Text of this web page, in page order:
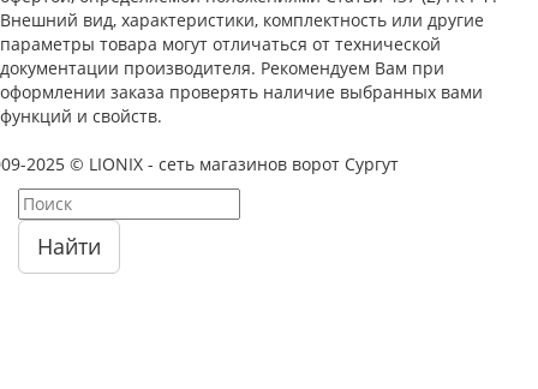
Внешний вид, характеристики, комплектность или другие
параметры товара могут отличаться от технической
документации производителя. Рекомендуем Вам при
оформлении заказа проверять наличие выбранных вами
функций и свойств.
2025 © LIONIX - сеть магазинов ворот Сургут
Найти